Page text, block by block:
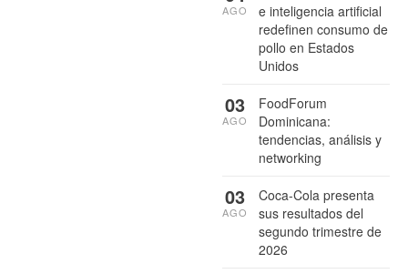
e inteligencia artificial
redefinen consumo de
pollo en Estados
Unidos
AGO
FoodForum
Dominicana:
tendencias, análisis y
networking
03
AGO
Coca-Cola presenta
sus resultados del
segundo trimestre de
2026
03
AGO